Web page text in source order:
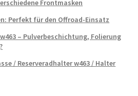
Frontmasken
Perfekt für den Offroad-Einsatz
– Pulverbeschichtung, Folierung
/ Reserveradhalter w463 / Halter